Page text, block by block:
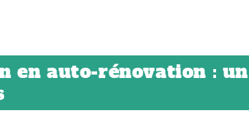
en auto-rénovation : un